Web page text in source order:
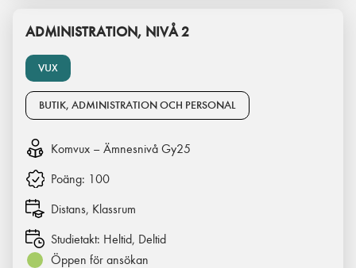
VUX
ADMINISTRATION, NIVÅ 2
BUTIK, ADMINISTRATION OCH PERSONAL
Komvux – Ämnesnivå Gy25
Poäng: 100
Distans, Klassrum
Studietakt: Heltid, Deltid
Öppen för ansökan